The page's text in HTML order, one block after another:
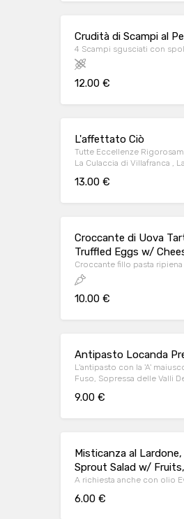
Crudità di Scampi al
4 Scampi sgusciati con
12.00 €
L'affettato Ciò
Tutte Eccellenze
La Culaccia di Villafranca ,
13.00 €
Croccante di Uova
Truffled Eggs w/
Croccante fillo pasta
10.00 €
Antipasto Locanda
L'antipasto con la 'A'
Fuso, Sopressa delle Valli
9.00 €
Misticanza al
Sprout Salad w/
A richiesta anche con olio
6.00 €